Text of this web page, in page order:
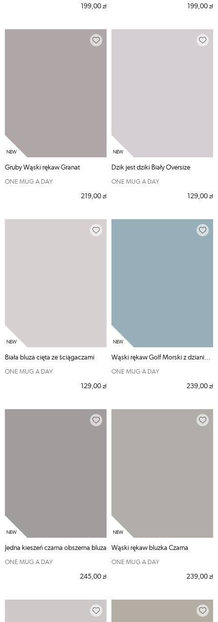
199,00 zł 199,00 zł
Gruby Wąski rękaw Granat
ONE MUG A DAY
219,00 zł
Dzik jest dziki Biały Oversize
ONE MUG A DAY
129,00 zł
Biała bluza cięta ze ściągaczami
ONE MUG A DAY
129,00 zł
Wąski rękaw Golf Morski z dzianiny pętelkowej
ONE MUG A DAY
239,00 zł
Jedna kieszeń czarna obszerna bluza
ONE MUG A DAY
245,00 zł
Wąski rękaw bluzka Czarna
ONE MUG A DAY
239,00 zł